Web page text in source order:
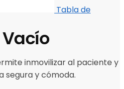
Tabla de
inmovilizar al paciente y
segura y cómoda.